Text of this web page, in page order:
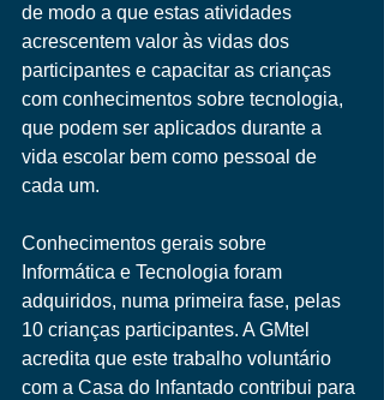
de modo a que estas atividades
acrescentem valor às vidas dos
participantes e capacitar as crianças
com conhecimentos sobre tecnologia,
que podem ser aplicados durante a
vida escolar bem como pessoal de
cada um.
Conhecimentos gerais sobre
Informática e Tecnologia foram
adquiridos, numa primeira fase, pelas
10 crianças participantes. A GMtel
acredita que este trabalho voluntário
com a Casa do Infantado contribui para